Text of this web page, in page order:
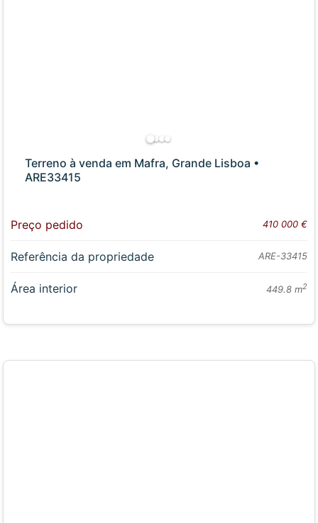
Terreno à venda em Mafra, Grande Lisboa •
ARE33415
Preço pedido 410 000 €
Referência da propriedade ARE-33415
Área interior 449.8 m2